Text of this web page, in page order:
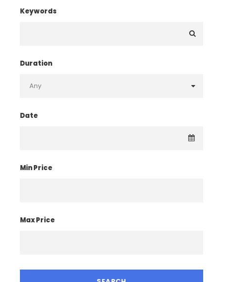
Keywords
Duration
Date
Min Price
Max Price